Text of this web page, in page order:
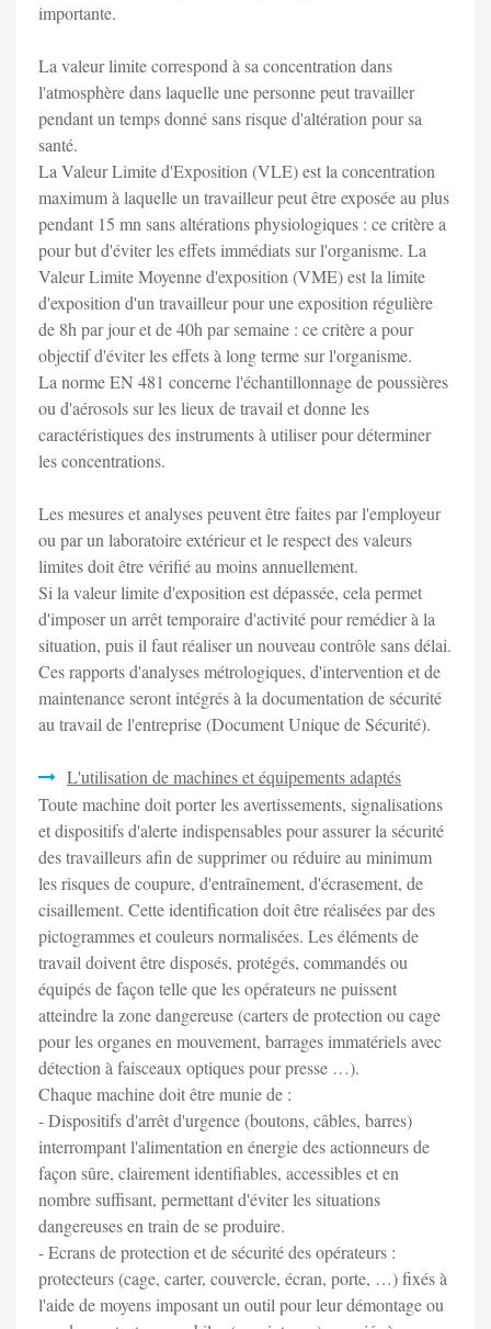
importante.
La valeur limite correspond à sa concentration dans
l'atmosphère dans laquelle une personne peut travailler
pendant un temps donné sans risque d'altération pour sa
santé.
La Valeur Limite d'Exposition (VLE) est la concentration
maximum à laquelle un travailleur peut être exposée au plus
pendant 15 mn sans altérations physiologiques : ce critère a
pour but d'éviter les effets immédiats sur l'organisme. La
Valeur Limite Moyenne d'exposition (VME) est la limite
d'exposition d'un travailleur pour une exposition régulière
de 8h par jour et de 40h par semaine : ce critère a pour
objectif d'éviter les effets à long terme sur l'organisme.
La norme EN 481 concerne l'échantillonnage de poussières
ou d'aérosols sur les lieux de travail et donne les
caractéristiques des instruments à utiliser pour déterminer
les concentrations.
Les mesures et analyses peuvent être faites par l'employeur
ou par un laboratoire extérieur et le respect des valeurs
limites doit être vérifié au moins annuellement.
Si la valeur limite d'exposition est dépassée, cela permet
d'imposer un arrêt temporaire d'activité pour remédier à la
situation, puis il faut réaliser un nouveau contrôle sans délai.
Ces rapports d'analyses métrologiques, d'intervention et de
maintenance seront intégrés à la documentation de sécurité
au travail de l'entreprise (Document Unique de Sécurité).
L'utilisation de machines et équipements adaptés
Toute machine doit porter les avertissements, signalisations
et dispositifs d'alerte indispensables pour assurer la sécurité
des travailleurs afin de supprimer ou réduire au minimum
les risques de coupure, d'entraînement, d'écrasement, de
cisaillement. Cette identification doit être réalisées par des
pictogrammes et couleurs normalisées. Les éléments de
travail doivent être disposés, protégés, commandés ou
équipés de façon telle que les opérateurs ne puissent
atteindre la zone dangereuse (carters de protection ou cage
pour les organes en mouvement, barrages immatériels avec
détection à faisceaux optiques pour presse …).
Chaque machine doit être munie de :
- Dispositifs d'arrêt d'urgence (boutons, câbles, barres)
interrompant l'alimentation en énergie des actionneurs de
façon sûre, clairement identifiables, accessibles et en
nombre suffisant, permettant d'éviter les situations
dangereuses en train de se produire.
- Ecrans de protection et de sécurité des opérateurs :
protecteurs (cage, carter, couvercle, écran, porte, …) fixés à
l'aide de moyens imposant un outil pour leur démontage ou